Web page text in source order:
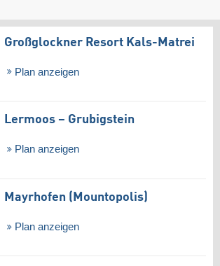
Großglockner Resort Kals-Matrei
Plan anzeigen
Lermoos – Grubigstein
Plan anzeigen
Mayrhofen (Mountopolis)
Plan anzeigen